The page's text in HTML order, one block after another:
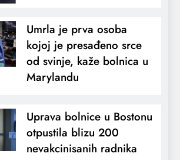
Umrla je prva osoba
kojoj je presađeno srce
od svinje, kaže bolnica u
Marylandu
Uprava bolnice u Bostonu
otpustila blizu 200
nevakcinisanih radnika